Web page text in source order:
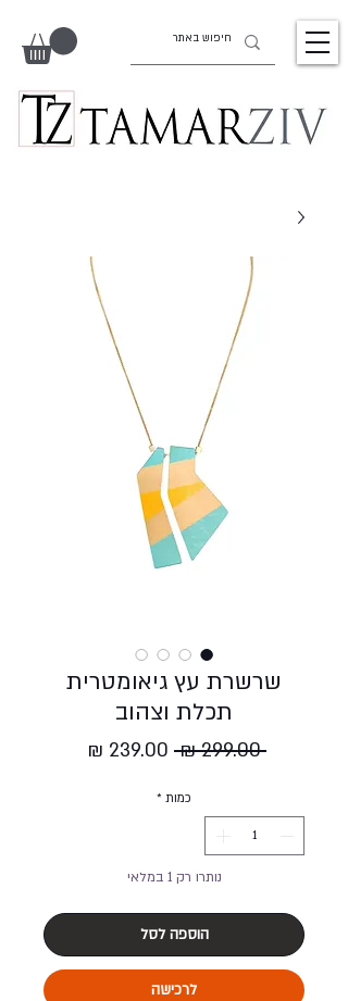
שרשרת עץ גיאומטרית
תכלת וצהוב
‏299.00 ‏₪
מחיר
כמות *
נותרו רק 1 במלאי
הוספה לסל
לרכישה